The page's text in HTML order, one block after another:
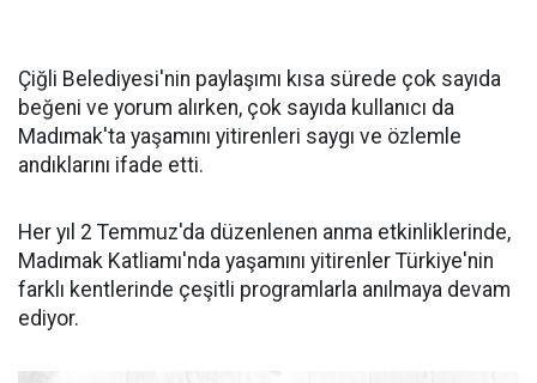
Çiğli Belediyesi'nin paylaşımı kısa sürede çok sayıda
beğeni ve yorum alırken, çok sayıda kullanıcı da
Madımak'ta yaşamını yitirenleri saygı ve özlemle
andıklarını ifade etti.
Her yıl 2 Temmuz'da düzenlenen anma etkinliklerinde,
Madımak Katliamı'nda yaşamını yitirenler Türkiye'nin
farklı kentlerinde çeşitli programlarla anılmaya devam
ediyor.